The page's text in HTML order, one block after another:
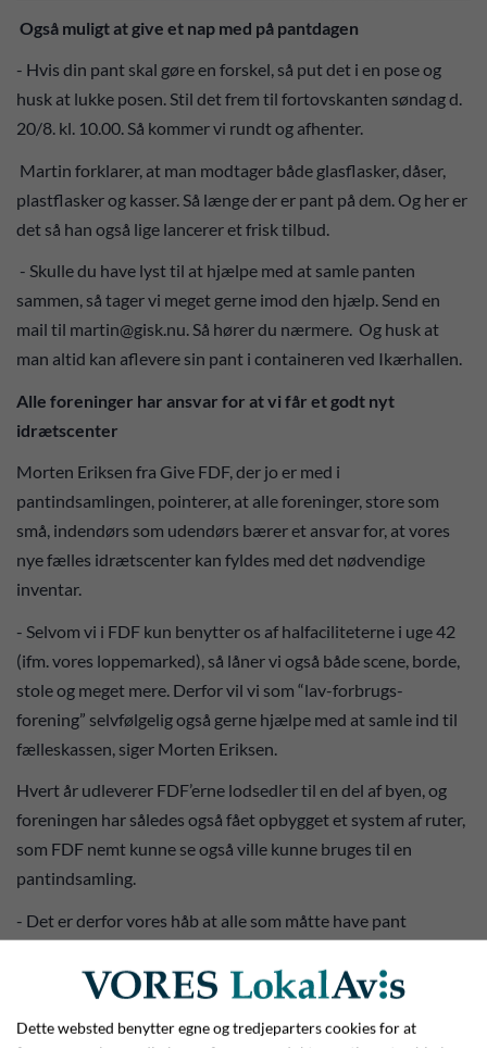
Også muligt at give et nap med på pantdagen
- Hvis din pant skal gøre en forskel, så put det i en pose og
husk at lukke posen. Stil det frem til fortovskanten søndag d.
20/8. kl. 10.00. Så kommer vi rundt og afhenter.
Martin forklarer, at man modtager både glasflasker, dåser,
plastflasker og kasser. Så længe der er pant på dem. Og her er
det så han også lige lancerer et frisk tilbud.
- Skulle du have lyst til at hjælpe med at samle panten
sammen, så tager vi meget gerne imod den hjælp. Send en
mail til martin@gisk.nu. Så hører du nærmere. Og husk at
man altid kan aflevere sin pant i containeren ved Ikærhallen.
Alle foreninger har ansvar for at vi får et godt nyt
idrætscenter
Morten Eriksen fra Give FDF, der jo er med i
pantindsamlingen, pointerer, at alle foreninger, store som
små, indendørs som udendørs bærer et ansvar for, at vores
nye fælles idrætscenter kan fyldes med det nødvendige
inventar.
- Selvom vi i FDF kun benytter os af halfaciliteterne i uge 42
(ifm. vores loppemarked), så låner vi også både scene, borde,
stole og meget mere. Derfor vil vi som “lav-forbrugs-
forening” selvfølgelig også gerne hjælpe med at samle ind til
fælleskassen, siger Morten Eriksen.
Hvert år udleverer FDF’erne lodsedler til en del af byen, og
foreningen har således også fået opbygget et system af ruter,
som FDF nemt kunne se også ville kunne bruges til en
pantindsamling.
- Det er derfor vores håb at alle som måtte have pant
støtte. Det bliver næsten ikke nemmere, konstaterer Eriksen.
Dette websted benytter egne og tredjeparters cookies for at